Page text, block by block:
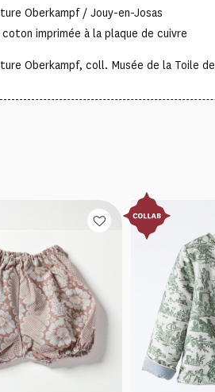
Oberkampf / Jouy-en-Josas
imprimée à la plaque de cuivre
Oberkampf, coll. Musée de la Toile